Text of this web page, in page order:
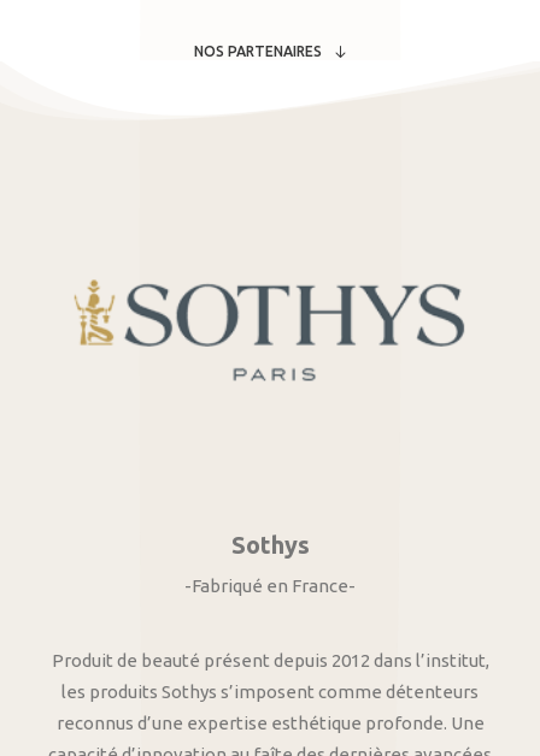
NOS PARTENAIRES
Sothys
-Fabriqué en France-
Produit de beauté présent depuis 2012 dans l’institut,
les produits Sothys s’imposent comme détenteurs
reconnus d’une expertise esthétique profonde. Une